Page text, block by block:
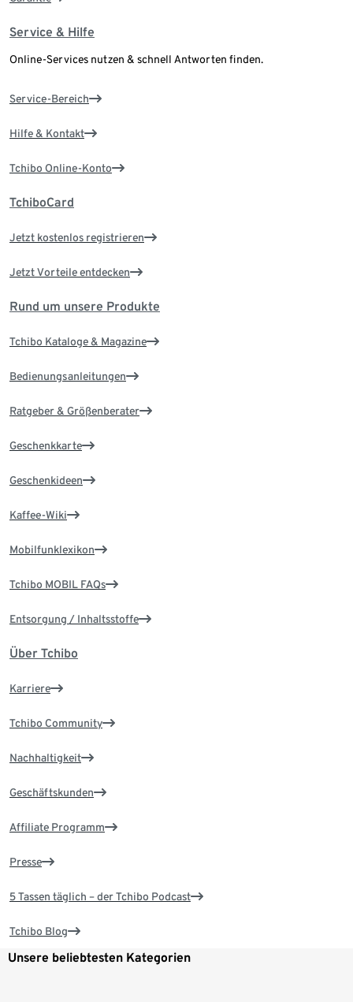
Service & Hilfe
Online-Services nutzen & schnell Antworten finden.
Service-Bereich
Hilfe & Kontakt
Tchibo Online-Konto
TchiboCard
Jetzt kostenlos registrieren
Jetzt Vorteile entdecken
Rund um unsere Produkte
Tchibo Kataloge & Magazine
Bedienungsanleitungen
Ratgeber & Größenberater
Geschenkkarte
Geschenkideen
Kaffee-Wiki
Mobilfunklexikon
Tchibo MOBIL FAQs
Entsorgung / Inhaltsstoffe
Über Tchibo
Karriere
Tchibo Community
Nachhaltigkeit
Geschäftskunden
Affiliate Programm
Presse
5 Tassen täglich – der Tchibo Podcast
Tchibo Blog
Unsere beliebtesten Kategorien